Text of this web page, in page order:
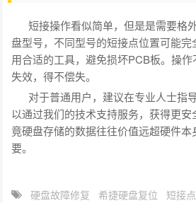
短接操作看似简单，但是是需要格
盘型号，不同型号的短接点位置可能
用合适的工具，避免损坏PCB板。操
失效，得不偿失。
对于普通用户，建议在专业人士指
以通过我们的技术支持服务，获得更
竟硬盘存储的数据往往价值远超硬件
要。
硬盘故障修复 希捷硬盘复位 短接